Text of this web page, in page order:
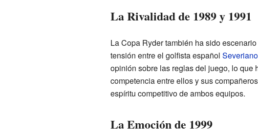
La Rivalidad de 1989 y 1991
La Copa Ryder también ha sido
tensión entre el golfista español
opinión sobre las reglas del juego, lo que
competencia entre ellos y sus
espíritu competitivo de ambos equipos.
La Emoción de 1999